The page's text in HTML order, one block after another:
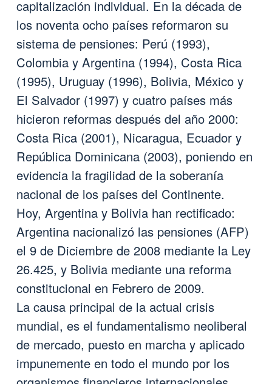
capitalización individual. En la década de
los noventa ocho países reformaron su
sistema de pensiones: Perú (1993),
Colombia y Argentina (1994), Costa Rica
(1995), Uruguay (1996), Bolivia, México y
El Salvador (1997) y cuatro países más
hicieron reformas después del año 2000:
Costa Rica (2001), Nicaragua, Ecuador y
República Dominicana (2003), poniendo en
evidencia la fragilidad de la soberanía
nacional de los países del Continente.
Hoy, Argentina y Bolivia han rectificado:
Argentina nacionalizó las pensiones (AFP)
el 9 de Diciembre de 2008 mediante la Ley
26.425, y Bolivia mediante una reforma
constitucional en Febrero de 2009.
La causa principal de la actual crisis
mundial, es el fundamentalismo neoliberal
de mercado, puesto en marcha y aplicado
impunemente en todo el mundo por los